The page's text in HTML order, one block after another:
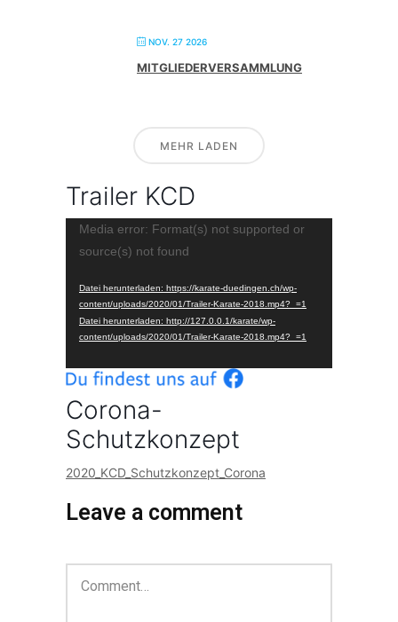
NOV. 27 2026
MITGLIEDERVERSAMMLUNG
MEHR LADEN
Trailer KCD
Video-
Player
Media error: Format(s) not supported or
source(s) not found
Datei herunterladen: https://karate-duedingen.ch/wp-
content/uploads/2020/01/Trailer-Karate-2018.mp4?_=1
Datei herunterladen: http://127.0.0.1/karate/wp-
content/uploads/2020/01/Trailer-Karate-2018.mp4?_=1
Corona-
Schutzkonzept
2020_KCD_Schutzkonzept_Corona
Leave a comment